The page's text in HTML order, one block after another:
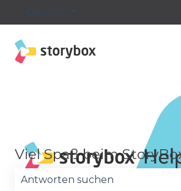
Deutsch Untermenü für
Viel Spaß beim